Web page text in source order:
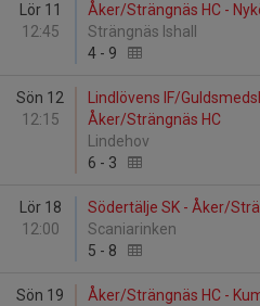
Lör 11
12:45
Åker/Strängnäs HC -
Strängnäs Ishall
4 - 9
Sön 12
12:15
Lindlövens IF/
Åker/Strängnäs HC
Lindehov
6 - 3
Lör 18
12:00
Södertälje SK - Åker/
Scaniarinken
5 - 8
Sön 19 Åker/Strängnäs HC -